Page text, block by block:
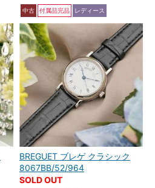
中古 付属品完品 レディース
BREGUET ブレゲ クラシック
8067BB/52/964
SOLD OUT